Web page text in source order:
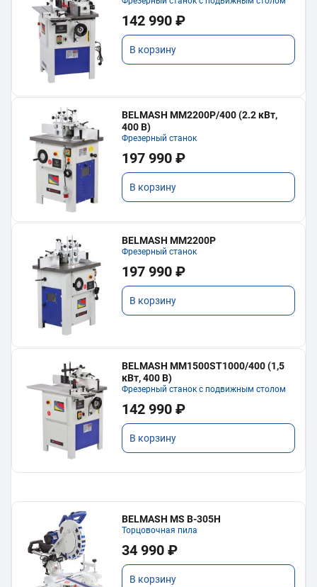
142 990 ₽
В корзину
BELMASH MM2200P/400 (2.2 кВт,
400 В)
Фрезерный станок
197 990 ₽
В корзину
BELMASH MM2200P
Фрезерный станок
197 990 ₽
В корзину
BELMASH MM1500ST1000/400 (1,5
кВт, 400 В)
Фрезерный станок с подвижным столом
142 990 ₽
В корзину
BELMASH MS B-305H
Торцовочная пила
34 990 ₽
В корзину